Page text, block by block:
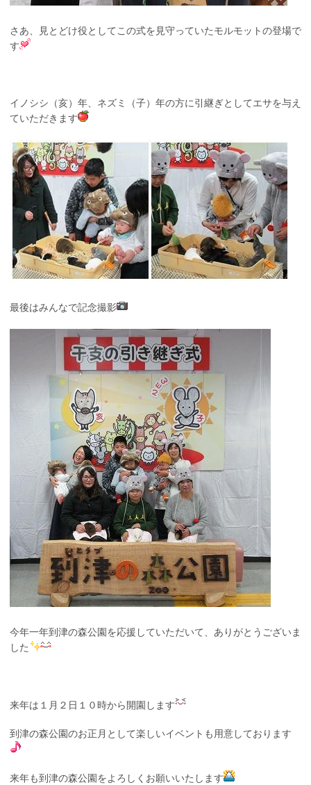
さあ、見とどけ役としてこの式を見守っていたモルモットの登場で
す
イノシシ（亥）年、ネズミ（子）年の方に引継ぎとしてエサを与え
ていただきます
最後はみんなで記念撮影
今年一年到津の森公園を応援していただいて、ありがとうございま
した
来年は１月２日１０時から開園します
到津の森公園のお正月として楽しいイベントも用意しております
来年も到津の森公園をよろしくお願いいたします